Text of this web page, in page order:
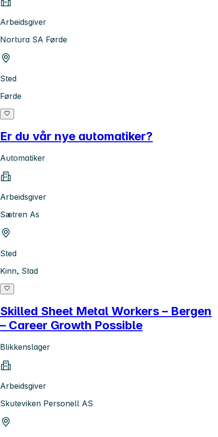
Arbeidsgiver
Nortura SA Førde
Sted
Førde
Er du vår nye automatiker?
Automatiker
Arbeidsgiver
Sætren As
Sted
Kinn, Stad
Skilled Sheet Metal Workers – Bergen
– Career Growth Possible
Blikkenslager
Arbeidsgiver
Skuteviken Personell AS